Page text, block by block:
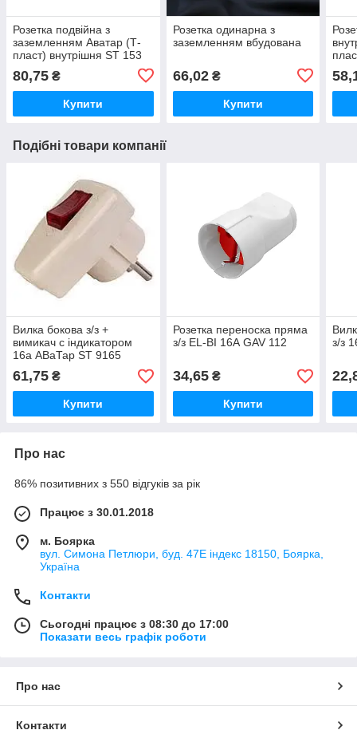
Розетка подвійна з
заземленням Аватар (Т-
пласт) внутрішня ST 153
80,75 ₴
Купити
Розетка одинарна з
заземленням вбудована
66,02₴
Купити
Подібні товари компанії
Вилка бокова з/з +
вимикач с індикатором
16а АВаТар ST 9165
61,75 ₴
Купити
Розетка переноска пряма
з/з EL-BI 16А GAV 112
34,65₴
Купити
з/з
Про нас
86% позитивних з 550 відгуків за рік
Працює з 30.01.2018
м. Боярка
вул. Симона Петлюри, буд. 47Е індекс 18150, Боярка,
Україна
Контакти
Сьогодні працює з 08:30 до 17:00
Показати весь графік роботи
Про нас
Контакти